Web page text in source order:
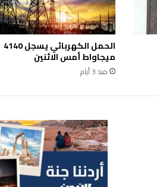
الحمل الكهربائي يسجل 4140
ميجاواط أمس الاثنين
منذ 3 أيام